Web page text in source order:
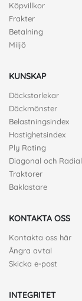
Köpvillkor
Frakter
Betalning
Miljö
KUNSKAP
Däckstorlekar
Däckmönster
Belastningsindex
Hastighetsindex
Ply Rating
Diagonal och Radial
Traktorer
Baklastare
KONTAKTA OSS
Kontakta oss här
Ångra avtal
Skicka e-post
INTEGRITET